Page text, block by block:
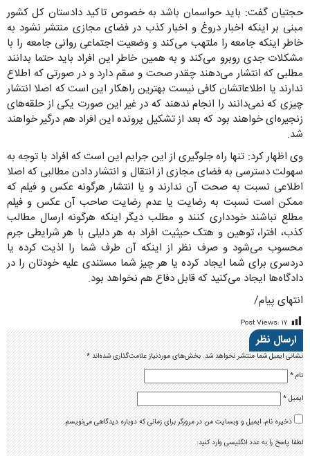
حجتیان گفت: باید حواسمان باشد به خصوص تاکید دادستان کل کشور
مبنی بر اینکه اخبار دروغ و اخبار کذب در فضای مجازی منتشر نشود به
خاطر اینکه جامعه را ملتهب می‌کند و وضعیت اجتماعی روانی جامعه را با
مشکلات جدی روبرو می‌کند و به همین خاطر این افراد باید حتما بدانند
مطلبی که انتشار می‌دهند چقدر صحت و سقم دارد و در صورتی که اطلاع
ندارند یا اطلاعاتشان کافی نیست بهترین راهکار این است که اصلا انتشار
چیزی که نمی‌دانند را انجام ندهند که در غیر این صورت یکی از حلقه‌های
زنجیره‌ای خواهند بود که بعد از تشکیل پرونده این‌ افراد هم درگیر خواهند
شد.
وی اظهار کرد: تنها راه جلوگیری از این جرایم این است که افراد با توجه به
سهولت دسترسی به فضای مجازی از انتقال و انتشار دادن مطالبی که اصلا
اطلاعی نسبت به صحت آن ندارند و یا انتشار هرگونه عکس و فیلم که
ممکن است نسبت به رضایت یا عدم رضایت صاحب آن عکس و فیلم
مطلع نباشند خودداری کنند و مطلب دیگر اینکه هرگونه ارسال مطالب
کذب، افترا، توهین و هتک حیثیت افراد به هر دلیلی با هر شرایطی جرم
محسوب می‌شود و صرف نظر از اینکه آن طرف شما را اذیت کرده یا
دردسری برای شما ایجاد کرده یا هر چیز شما مستندی علیه خودتان را در
دادگاه‌ها ایجاد می‌کنید که قابل دفاع هم نخواهد بود.
انتهای پیام/
Post Views: ۱۷
ارسال نظر
نشانی ایمیل شما منتشر نخواهد شد.بخش‌های موردنیاز علامت‌گذاری شده‌اند*
نام*
ایمیل*
ذخیره نام، ایمیل و وبسایت من در مرورگر برای زمانی که دوباره دیدگاهی می‌نویسم.
لطفا پاسخ را به عدد انگلیسی وارد کنید: